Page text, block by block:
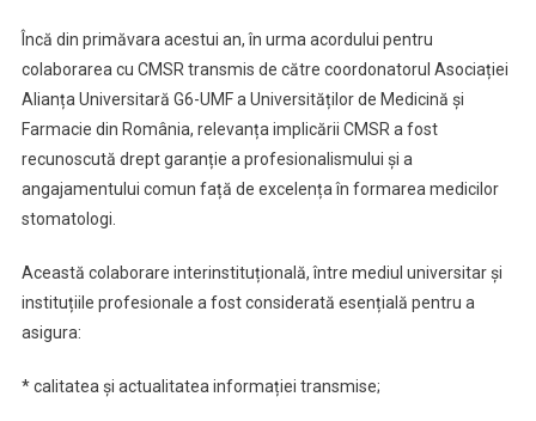
Încă din primăvara acestui an, în urma acordului pentru
colaborarea cu CMSR transmis de către coordonatorul Asociației
Alianța Universitară G6-UMF a Universităților de Medicină și
Farmacie din România, relevanța implicării CMSR a fost
recunoscută drept garanție a profesionalismului și a
angajamentului comun față de excelența în formarea medicilor
stomatologi.
Această colaborare interinstituțională, între mediul universitar și
instituțiile profesionale a fost considerată esențială pentru a
asigura:
* calitatea și actualitatea informației transmise;